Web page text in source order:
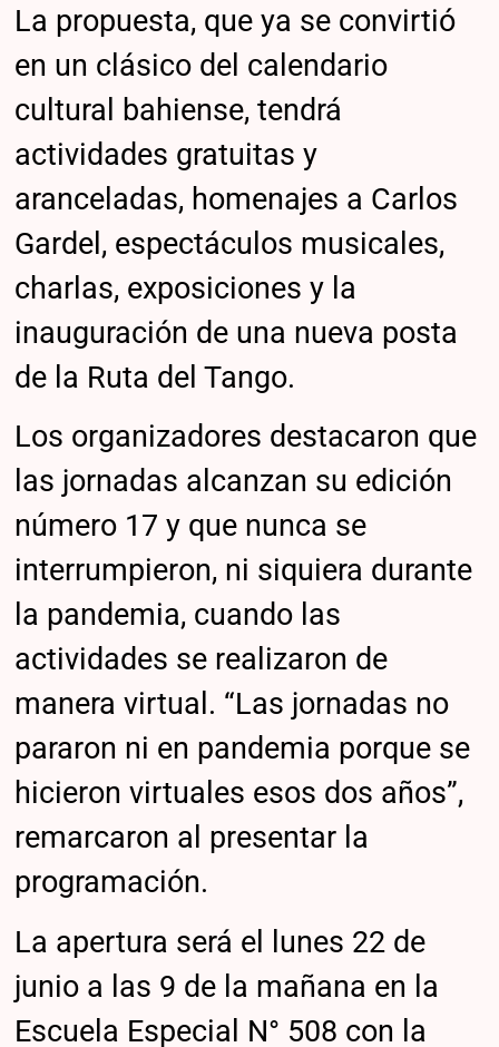
La propuesta, que ya se convirtió
en un clásico del calendario
cultural bahiense, tendrá
actividades gratuitas y
aranceladas, homenajes a Carlos
Gardel, espectáculos musicales,
charlas, exposiciones y la
inauguración de una nueva posta
de la Ruta del Tango.
Los organizadores destacaron que
las jornadas alcanzan su edición
número 17 y que nunca se
interrumpieron, ni siquiera durante
la pandemia, cuando las
actividades se realizaron de
manera virtual. “Las jornadas no
pararon ni en pandemia porque se
hicieron virtuales esos dos años”,
remarcaron al presentar la
programación.
La apertura será el lunes 22 de
junio a las 9 de la mañana en la
Escuela Especial N° 508 con la